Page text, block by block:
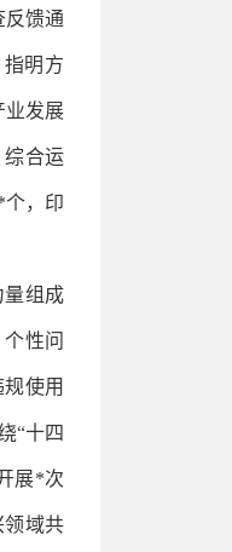
反馈通
明方
业发展
综合运
个，印
量组成
性问
使用
“十四
展*次
领域共